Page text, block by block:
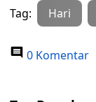
Tag: Hari
0 Komentar